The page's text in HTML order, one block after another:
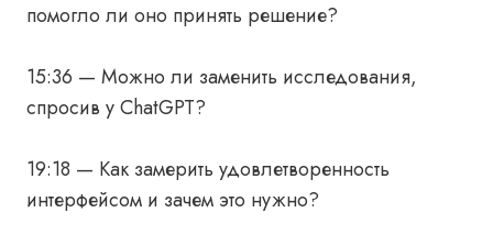
помогло ли оно принять решение?
15:36 — Можно ли заменить исследования,
спросив у ChatGPT?
19:18 — Как замерить удовлетворенность
интерфейсом и зачем это нужно?